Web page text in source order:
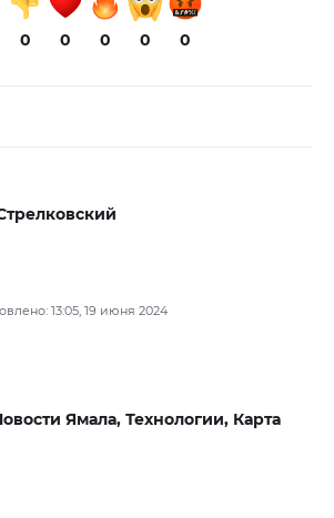
0 0 0 0 0
13:05, 19 июня 2024
Ямала, Технологии, Карта